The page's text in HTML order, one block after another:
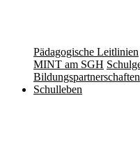
Pädagogische Leitlinien
MINT am SGH
Bildungspartnerschaften
Schulleben